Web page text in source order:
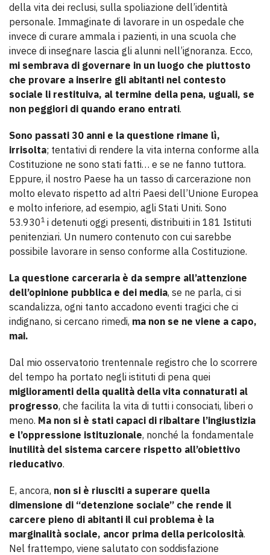
della vita dei reclusi, sulla spoliazione dell’identità
personale. Immaginate di lavorare in un ospedale che
invece di curare ammala i pazienti, in una scuola che
invece di insegnare lascia gli alunni nell’ignoranza. Ecco,
mi sembrava di governare in un luogo che piuttosto
che provare a inserire gli abitanti nel contesto
sociale li restituiva, al termine della pena, uguali, se
non peggiori di quando erano entrati.
Sono passati 30 anni e la questione rimane lì,
irrisolta; tentativi di rendere la vita interna conforme alla
Costituzione ne sono stati fatti… e se ne fanno tuttora.
Eppure, il nostro Paese ha un tasso di carcerazione non
molto elevato rispetto ad altri Paesi dell’Unione Europea
e molto inferiore, ad esempio, agli Stati Uniti. Sono
53.9301 i detenuti oggi presenti, distribuiti in 181 Istituti
penitenziari. Un numero contenuto con cui sarebbe
possibile lavorare in senso conforme alla Costituzione.
La questione carceraria è da sempre all’attenzione
dell’opinione pubblica e dei media, se ne parla, ci si
scandalizza, ogni tanto accadono eventi tragici che ci
indignano, si cercano rimedi, ma non se ne viene a capo,
mai.
Dal mio osservatorio trentennale registro che lo scorrere
del tempo ha portato negli istituti di pena quei
miglioramenti della qualità della vita connaturati al
progresso, che facilita la vita di tutti i consociati, liberi o
meno. Ma non si è stati capaci di ribaltare l’ingiustizia
e l’oppressione istituzionale, nonché la fondamentale
inutilità del sistema carcere rispetto all’obiettivo
rieducativo.
E, ancora, non si è riusciti a superare quella
dimensione di “detenzione sociale” che rende il
carcere pieno di abitanti il cui problema è la
marginalità sociale, ancor prima della pericolosità.
Nel frattempo, viene salutato con soddisfazione